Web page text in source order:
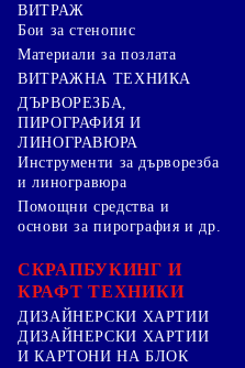
ВИТРАЖ
Бои за стенопис
Материали за позлата
ВИТРАЖНА ТЕХНИКА
ДЪРВОРЕЗБА,
ПИРОГРАФИЯ И
ЛИНОГРАВЮРА
Инструменти за дърворезба
и линогравюра
Помощни средства и
основи за пирография и др.
СКРАПБУКИНГ И
КРАФТ ТЕХНИКИ
ДИЗАЙНЕРСКИ ХАРТИИ
ДИЗАЙНЕРСКИ ХАРТИИ
И КАРТОНИ НА БЛОК